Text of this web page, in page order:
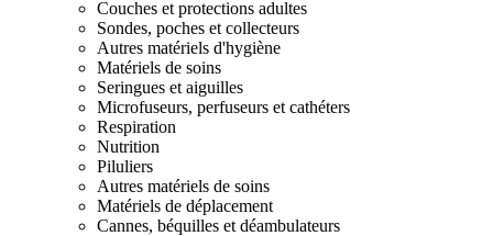
Couches et protections adultes
Sondes, poches et collecteurs
Autres matériels d'hygiène
Matériels de soins
Seringues et aiguilles
Microfuseurs, perfuseurs et cathéters
Respiration
Nutrition
Piluliers
Autres matériels de soins
Matériels de déplacement
Cannes, béquilles et déambulateurs